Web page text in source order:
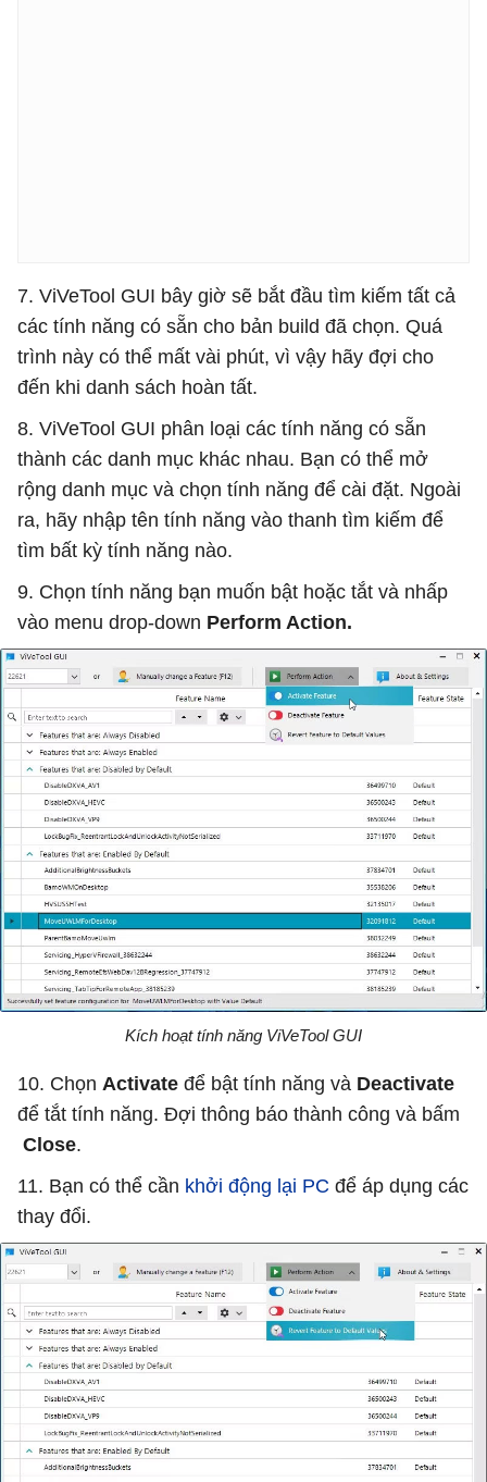
7. ViVeTool GUI bây giờ sẽ bắt đầu tìm kiếm tất cả
các tính năng có sẵn cho bản build đã chọn. Quá
trình này có thể mất vài phút, vì vậy hãy đợi cho
đến khi danh sách hoàn tất.
8. ViVeTool GUI phân loại các tính năng có sẵn
thành các danh mục khác nhau. Bạn có thể mở
rộng danh mục và chọn tính năng để cài đặt. Ngoài
ra, hãy nhập tên tính năng vào thanh tìm kiếm để
tìm bất kỳ tính năng nào.
9. Chọn tính năng bạn muốn bật hoặc tắt và nhấp
vào menu drop-down Perform Action.
Kích hoạt tính năng ViVeTool GUI
10. Chọn Activate để bật tính năng và Deactivate
để tắt tính năng. Đợi thông báo thành công và bấm
Close.
11. Bạn có thể cần khởi động lại PC để áp dụng các
thay đổi.